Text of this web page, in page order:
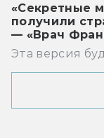
«Секретные
получили
— «Врач
Эта версия